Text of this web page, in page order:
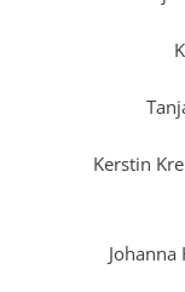
Kerstin
Johanna